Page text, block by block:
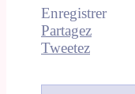
Enregistrer
Partagez
Tweetez